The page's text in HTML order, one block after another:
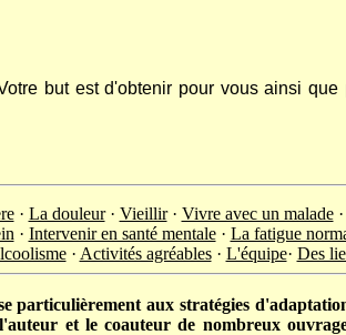
but est d'obtenir pour vous ainsi
· La douleur· Vieillir· Vivre avec un malade·
· Intervenir en santé mentale· La fatigue
· Activités agréables· L'équipe· Des
aux stratégies
et le coauteur de nombreux